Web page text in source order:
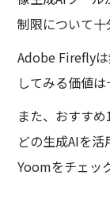
制限について十
Adobe Firefly
してみる価値は
また、おすす
どの生成AIを
Yoomをチェッ